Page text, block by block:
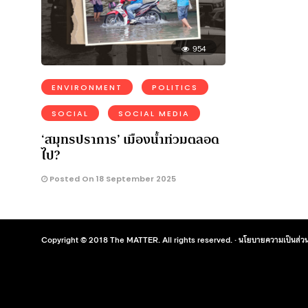
954
ENVIRONMENT POLITICS
SOCIAL SOCIAL MEDIA
‘สมุทรปราการ’ เมืองน้ำท่วมตลอด
ไป?
Posted On 18 September 2025
Copyright © 2018 The MATTER. All rights reserved. ·นโยบายความเป็นส่ว